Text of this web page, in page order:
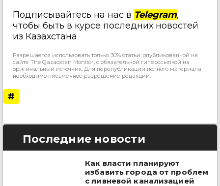
Подписывайтесь на нас в Telegram,
чтобы быть в курсе последних новостей
из Казахстана
Разрешается использовать только 30% статьи, опубликованной на
сайте The Qazaqstan Monitor, с обязательной гиперссылкой на
оригинальный источник. Для перепубликации полного материала
необходимо письменное разрешение редакции.
#
Последние новости
Как власти планируют
избавить города от проблем
с ливневой канализацией